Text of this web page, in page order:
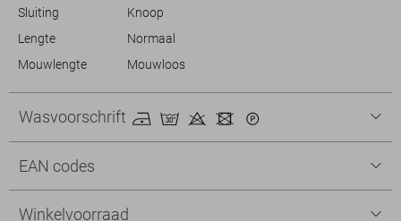
Sluiting
Knoop
Lengte
Normaal
Mouwlengte
Mouwloos
Wasvoorschrift
EAN codes
Winkelvoorraad